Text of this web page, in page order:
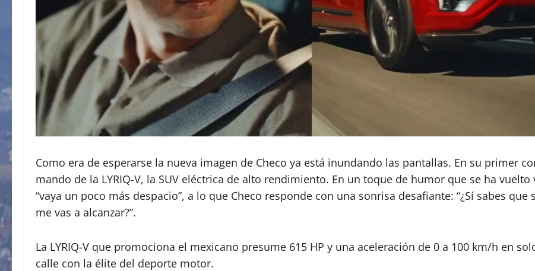
​Como era de esperarse la nueva imagen de Checo ya está inundando las pantallas. En su primer
mando de la LYRIQ-V, la SUV eléctrica de alto rendimiento. En un toque de humor que se ha
“vaya un poco más despacio”, a lo que Checo responde con una sonrisa desafiante: “¿Sí sabes
me vas a alcanzar?”.
La LYRIQ-V que promociona el mexicano presume 615 HP y una aceleración de 0 a 100 km/h en
calle con la élite del deporte motor.